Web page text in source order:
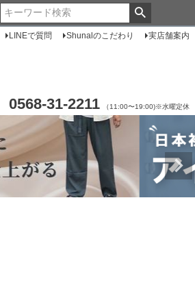
LINEで質問 Shunalのこだわり 実店舗案内
0568-31-2211 （11:00〜19:00)※水曜定休